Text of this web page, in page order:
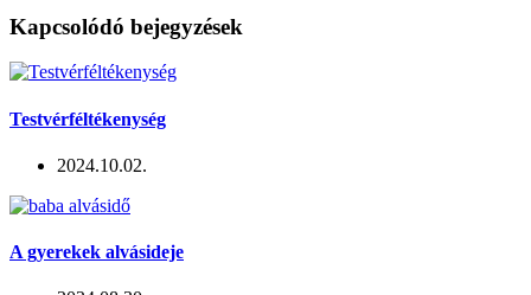
Kapcsolódó bejegyzések
Testvérféltékenység
2024.10.02.
A gyerekek alvásideje